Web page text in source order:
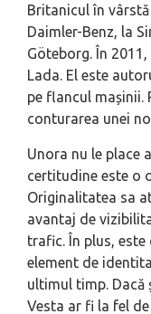
Britanicul în
Daimler-Benz, la
Göteborg. În
Lada. El este
pe flancul mașinii.
conturarea unei
Unora nu le place
certitudine este o
Originalitatea sa
avantaj de
trafic. În plus,
element de
ultimul timp. Dacă
Vesta ar fi la fel